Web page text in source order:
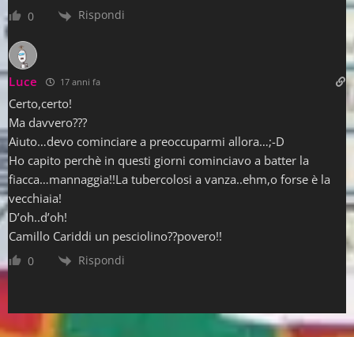
0 Rispondi
Luce 17 anni fa
Certo,certo!
Ma davvero???
Aiuto…devo cominciare a preoccuparmi allora…;-D
Ho capito perchè in questi giorni cominciavo a batter la
fiacca…mannaggia!!La tubercolosi a vanza..ehm,o forse è la
vecchiaia!
D’oh..d’oh!
Camillo Cariddi un pesciolino??povero!!
0 Rispondi